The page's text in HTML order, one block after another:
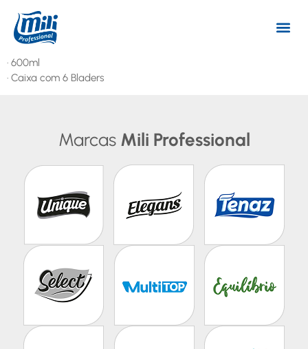
· 600ml
· Caixa com 6 Bladers
Marcas Mili Professional